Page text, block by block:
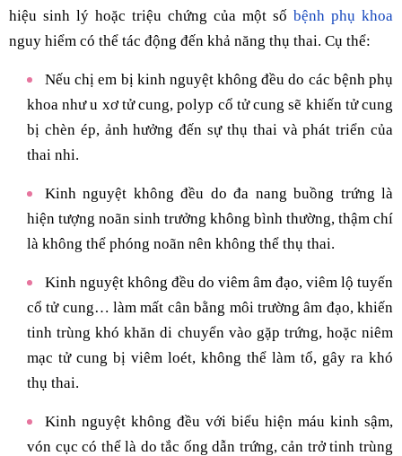
hiệu sinh lý hoặc triệu chứng của một số bệnh phụ khoa
nguy hiểm có thể tác động đến khả năng thụ thai. Cụ thể:
Nếu chị em bị kinh nguyệt không đều do các bệnh phụ
khoa như u xơ tử cung, polyp cổ tử cung sẽ khiến tử cung
bị chèn ép, ảnh hưởng đến sự thụ thai và phát triển của
thai nhi.
Kinh nguyệt không đều do đa nang buồng trứng là
hiện tượng noãn sinh trưởng không bình thường, thậm chí
là không thể phóng noãn nên không thể thụ thai.
Kinh nguyệt không đều do viêm âm đạo, viêm lộ tuyến
cổ tử cung… làm mất cân bằng môi trường âm đạo, khiến
tinh trùng khó khăn di chuyển vào gặp trứng, hoặc niêm
mạc tử cung bị viêm loét, không thể làm tổ, gây ra khó
thụ thai.
Kinh nguyệt không đều với biểu hiện máu kinh sậm,
vón cục có thể là do tắc ống dẫn trứng, cản trở tinh trùng